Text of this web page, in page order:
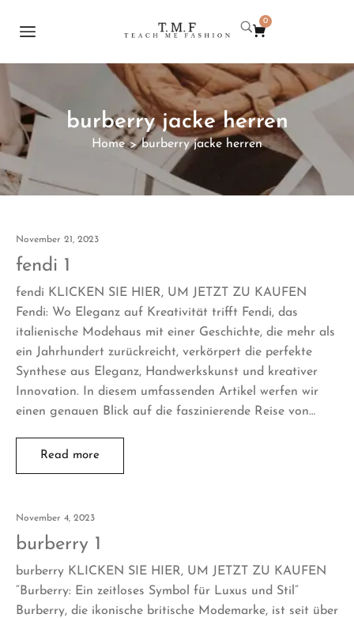
0
burberry jacke herren
Home > burberry jacke herren
November 21, 2023
fendi 1
fendi KLICKEN SIE HIER, UM JETZT ZU KAUFEN
Fendi: Wo Eleganz auf Kreativität trifft Fendi, das
italienische Modehaus mit einer Geschichte, die mehr als
ein Jahrhundert zurückreicht, verkörpert die perfekte
Synthese aus Eleganz, Handwerkskunst und kreativer
Innovation. In diesem umfassenden Artikel werfen wir
einen genauen Blick auf die faszinierende Reise von…
Read more
November 4, 2023
burberry 1
burberry KLICKEN SIE HIER, UM JETZT ZU KAUFEN
“Burberry: Ein zeitloses Symbol für Luxus und Stil”
Burberry, die ikonische britische Modemarke, ist seit über